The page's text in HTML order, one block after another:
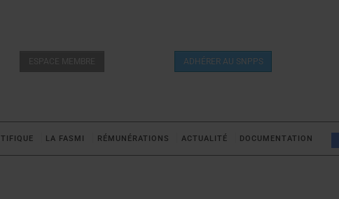
LA FASMI RÉMUNÉRATIONS ACTUALITÉ DOCUMENTATION
ESPACE MEMBRE ADHÉRER AU SNPPS